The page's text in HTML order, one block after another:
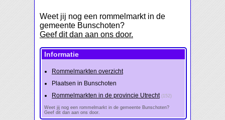
Weet jij nog een rommelmarkt in de
gemeente Bunschoten?
Geef dit dan aan ons door.
Informatie
Rommelmarkten overzicht
Plaatsen in Bunschoten
Rommelmarkten in de provincie Utrecht (152)
Weet jij nog een rommelmarkt in de gemeente Bunschoten?
Geef dit dan aan ons door.